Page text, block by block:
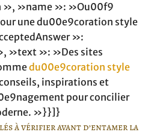
», »name »: »Ou00f9
une du00e9coration style
»:
»text »: »Des sites
du00e9coration style
inspirations et
pour concilier
»}}]}
à vérifier avant d’entamer la